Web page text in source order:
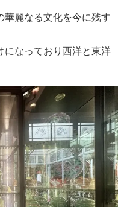
華麗なる文化を今に残す
になっており西洋と東洋